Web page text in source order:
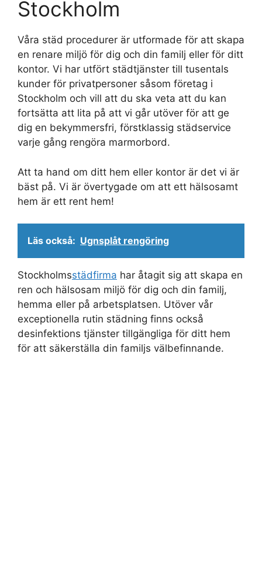
Stockholm
Våra städ procedurer är utformade för att skapa
en renare miljö för dig och din familj eller för ditt
kontor. Vi har utfört städtjänster till tusentals
kunder för privatpersoner såsom företag i
Stockholm och vill att du ska veta att du kan
fortsätta att lita på att vi går utöver för att ge
dig en bekymmersfri, förstklassig städservice
varje gång rengöra marmorbord.
Att ta hand om ditt hem eller kontor är det vi är
bäst på. Vi är övertygade om att ett hälsosamt
hem är ett rent hem!
Läs också: Ugnsplåt rengöring
Stockholmsstädfirma har åtagit sig att skapa en
ren och hälsosam miljö för dig och din familj,
hemma eller på arbetsplatsen. Utöver vår
exceptionella rutin städning finns också
desinfektions tjänster tillgängliga för ditt hem
för att säkerställa din familjs välbefinnande.